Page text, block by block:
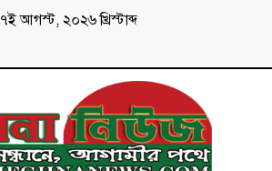
৭ই আগস্ট, ২০২৬ খ্রিস্টাব্দ